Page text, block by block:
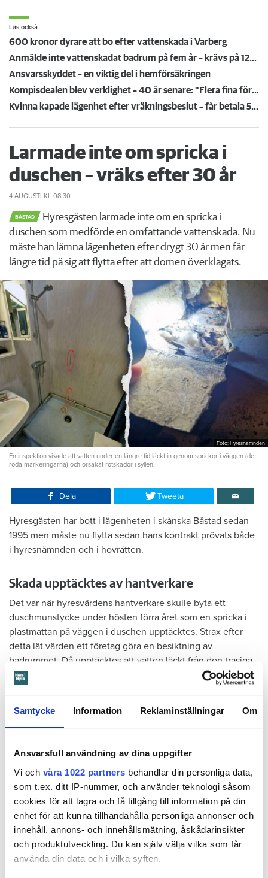
Samtycke Information Reklaminställningar Om
Ansvarsfull användning av dina uppgifter
Vi och våra 1022 partners behandlar din personliga data,
som t.ex. ditt IP-nummer, och använder teknologi såsom
cookies för att lagra och få tillgång till information på din
enhet för att kunna tillhandahålla personliga annonser och
innehåll, annons- och innehållsmätning, åskådarinsikter
och produktutveckling. Du kan själv välja vilka som får
använda din data och i vilka syften.
Läs också
600 kronor dyrare att bo efter vattenskada i Varberg
Anmälde inte vattenskadat badrum på fem år – krävs på 125 000 kronor
Ansvarsskyddet – en viktig del i hemförsäkringen
Kompisdealen blev verklighet – 40 år senare: "Flera fina fördelar med att dela bostad"
Kvinna kapade lägenhet efter vräkningsbeslut – får betala 50 000
Larmade inte om spricka i
duschen – vräks efter 30 år
4 AUGUSTI KL 08:30
BÅSTAD
Hyresgästen larmade inte om en spricka i
duschen som medförde en omfattande vattenskada. Nu
måste han lämna lägenheten efter drygt 30 år men får
längre tid på sig att flytta efter att domen överklagats.
Foto: Hyresnämnden
En inspektion visade att vatten under en längre tid läckt in genom sprickor i väggen (de
röda markeringarna) och orsakat rötskador i syllen.
Dela Tweeta
Hyresgästen har bott i lägenheten i skånska Båstad sedan
1995 men måste nu flytta sedan hans kontrakt prövats både
i hyresnämnden och i hovrätten.
Skada upptäcktes av hantverkare
Det var när hyresvärdens hantverkare skulle byta ett
duschmunstycke under hösten förra året som en spricka i
plastmattan på väggen i duschen upptäcktes. Strax efter
detta lät värden ett företag göra en besiktning av
badrummet. Då upptäcktes att vatten läckt från den trasiga
svetsskarven under en längre tid och orsakat omfattande
Därför sade den privata hyresvärden upp hyreskontraktet
med hänvisning till att hyresgästen inte iakttagit sin så
på att flytta fick hyresnämnden i Malmö pröva
uppsägningen.